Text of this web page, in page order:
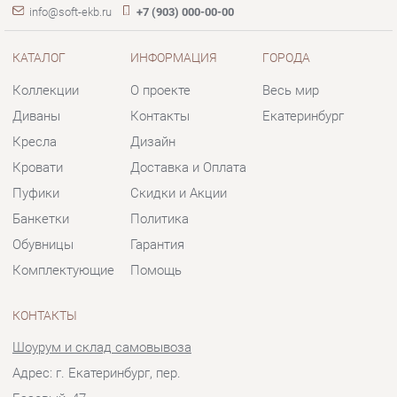
Кресла
Кровати
Пуфики
Банкетки
Дизайн
Доставка и Оплата
Скидки и Акции
Политика
КОНТАКТЫ
Базовый, 47
Телефон: +7 (903) 000-00-00
Отправить сообщение